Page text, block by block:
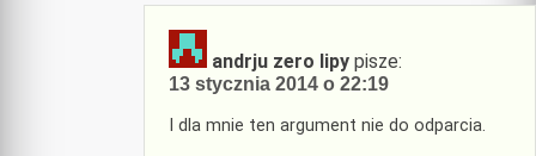
andrju zero lipy pisze:
13 stycznia 2014 o 22:19
I dla mnie ten argument nie do odparcia.